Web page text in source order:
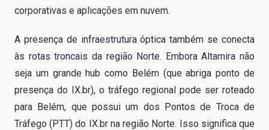
corporativas e aplicações em nuvem.
A presença de infraestrutura óptica também se conecta
às rotas troncais da região Norte. Embora Altamira não
seja um grande hub como Belém (que abriga ponto de
presença do IX.br), o tráfego regional pode ser roteado
para Belém, que possui um dos Pontos de Troca de
Tráfego (PTT) do IX.br na região Norte. Isso significa que